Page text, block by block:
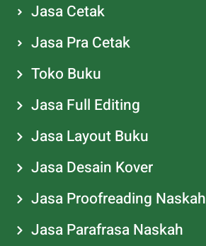
Jasa Cetak
Jasa Pra Cetak
Toko Buku
Jasa Full Editing
Jasa Layout Buku
Jasa Desain Kover
Jasa Proofreading Naskah
Jasa Parafrasa Naskah